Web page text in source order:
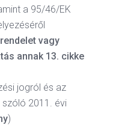
a 95/46/EK
vagy
annak 13. cikke
jogról és az
2011. évi
)